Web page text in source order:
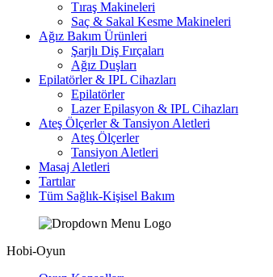
Tıraş Makineleri
Saç & Sakal Kesme Makineleri
Ağız Bakım Ürünleri
Şarjlı Diş Fırçaları
Ağız Duşları
Epilatörler & IPL Cihazları
Epilatörler
Lazer Epilasyon & IPL Cihazları
Ateş Ölçerler & Tansiyon Aletleri
Ateş Ölçerler
Tansiyon Aletleri
Masaj Aletleri
Tartılar
Tüm Sağlık-Kişisel Bakım
Hobi-Oyun